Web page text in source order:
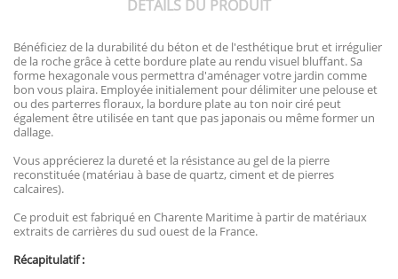
DÉTAILS DU PRODUIT
Bénéficiez de la durabilité du béton et de l'esthétique brut et irrégulier
de la roche grâce à cette bordure plate au rendu visuel bluffant. Sa
forme hexagonale vous permettra d'aménager votre jardin comme
bon vous plaira. Employée initialement pour délimiter une pelouse et
ou des parterres floraux, la bordure plate au ton noir ciré peut
également être utilisée en tant que pas japonais ou même former un
dallage.
Vous apprécierez la dureté et la résistance au gel de la pierre
reconstituée (matériau à base de quartz, ciment et de pierres
calcaires).
Ce produit est fabriqué en Charente Maritime à partir de matériaux
extraits de carrières du sud ouest de la France.
Récapitulatif :